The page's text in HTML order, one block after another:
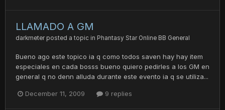
LLAMADO A GM
darkmeter posted a topic in Phantasy Star Online BB General
Bueno ago este topico ia q como todos saven hay hay item
especiales en cada bosss bueno quiero pedirles a los GM en
general q no denn alluda durante este evento ia q se utiliza...
December 11, 2009 9 replies